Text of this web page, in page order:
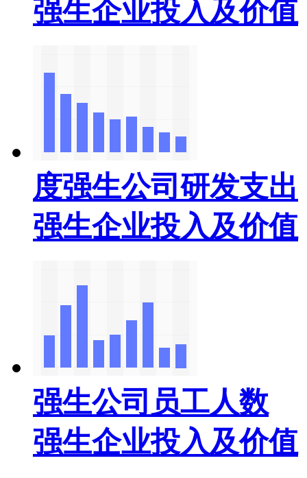
强生企业投入及价值
度强生公司研发支出
强生企业投入及价值
强生公司员工人数
强生企业投入及价值